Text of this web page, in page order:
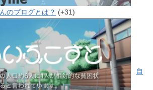
のブログとは？ +31
自